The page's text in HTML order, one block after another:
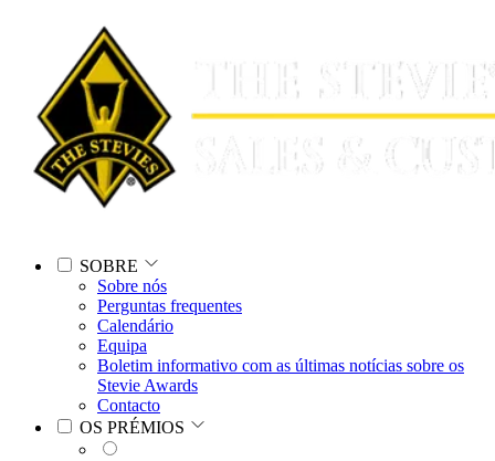
SOBRE
Sobre nós
Perguntas frequentes
Calendário
Equipa
Boletim informativo com as últimas notícias sobre os
Stevie Awards
Contacto
OS PRÉMIOS